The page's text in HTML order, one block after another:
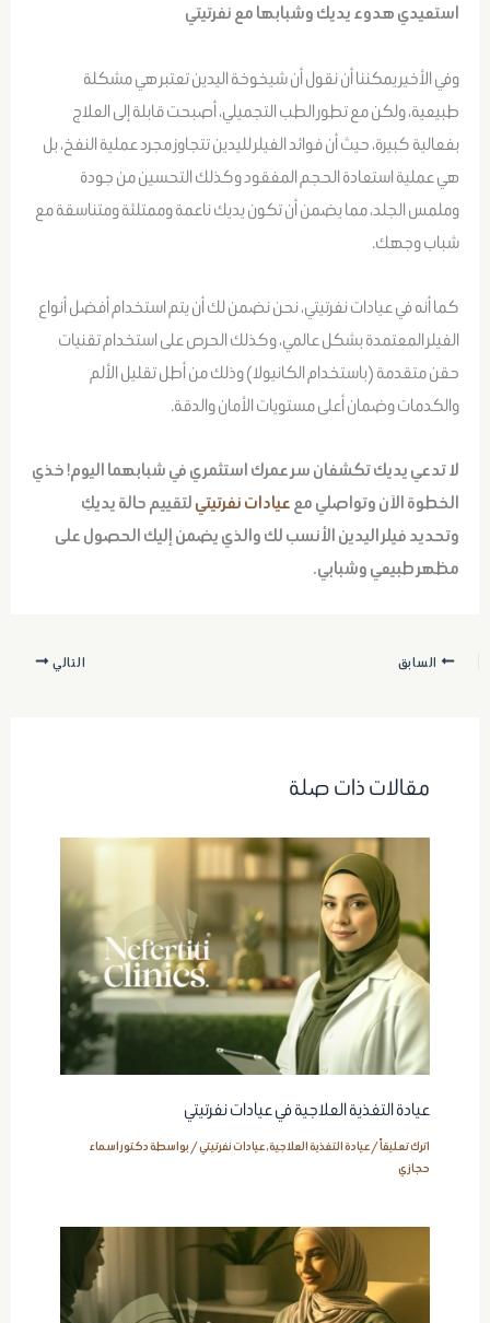
استعيدي هدوء يديك وشبابها مع نفرتيتي
وفي الأخير يمكننا أن نقول أن شيخوخة اليدين تعتبر هي مشكلة
طبيعية، ولكن مع تطور الطب التجميلي، أصبحت قابلة إلى العلاج
بفعالية كبيرة، حيث أن فوائد الفيلر لليدين تتجاوز مجرد عملية النفخ، بل
هي عملية استعادة الحجم المفقود وكذلك التحسين من جودة
وملمس الجلد، مما يضمن أن تكون يديك ناعمة وممتلئة ومتناسقة مع
شباب وجهك.
كما أنه في عيادات نفرتيتي، نحن نضمن لك أن يتم استخدام أفضل أنواع
الفيلر المعتمدة بشكل عالمي، وكذلك الحرص على استخدام تقنيات
حقن متقدمة (باستخدام الكانيولا) وذلك من أطل تقليل الألم
والكدمات وضمان أعلى مستويات الأمان والدقة.
لا تدعي يديك تكشفان سر عمرك استثمري في شبابهما اليوم!خذي
الخطوة الآن وتواصلي مع عيادات نفرتيتيلتقييم حالة يديكِ
وتحديد فيلر اليدين الأنسب لك والذي يضمن إليك الحصول على
مظهر طبيعي وشبابي.
السابق التالي
مقالات ذات صلة
عيادة التغذية العلاجية في عيادات نفرتيتي
اترك تعليقاً/عيادة التغذية العلاجية,عيادات نفرتيتي/ بواسطةدكتور اسماء
حجازي